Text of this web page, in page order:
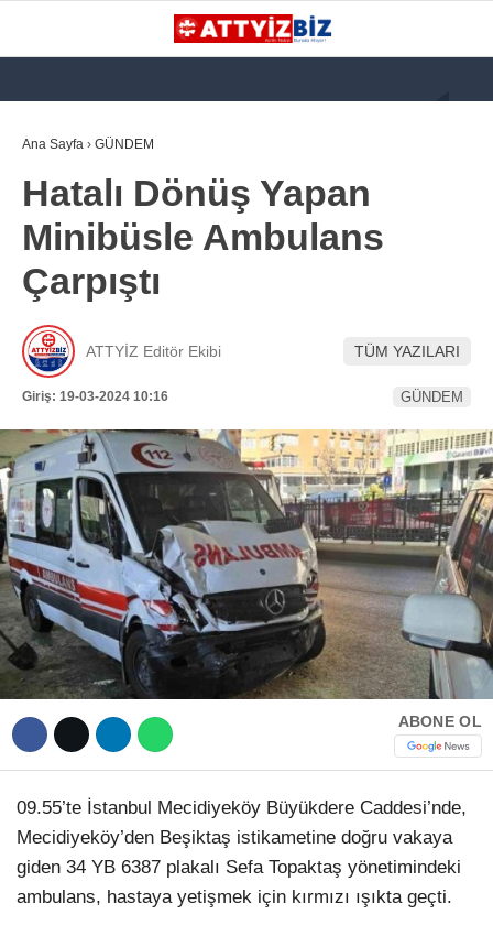
WhatsApp İhbar
Hattı
Facebook
TikTok
Dribbble
KATEGORİLER
GÜNDEM
112 ACİL
ATT
PARAMEDİK (AABT)
STK
İLANLAR
TERCİH ROBOTU
Ana Sayfa › GÜNDEM
Hatalı Dönüş Yapan
Minibüsle Ambulans
Çarpıştı
ATTYİZ Editör Ekibi TÜM YAZILARI
Giriş: 19-03-2024 10:16 GÜNDEM
ABONE OL
09.55’te İstanbul Mecidiyeköy Büyükdere Caddesi’nde,
Mecidiyeköy’den Beşiktaş istikametine doğru vakaya
giden 34 YB 6387 plakalı Sefa Topaktaş yönetimindeki
ambulans, hastaya yetişmek için kırmızı ışıkta geçti.